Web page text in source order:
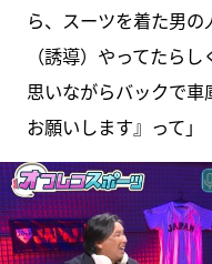
ら、スーツを着た男
（誘導）やってたら
思いながらバックで車
お願いします』って」